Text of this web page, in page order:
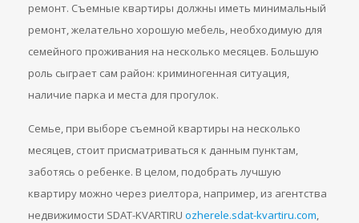
ремонт. Съемные квартиры должны иметь минимальный
ремонт, желательно хорошую мебель, необходимую для
семейного проживания на несколько месяцев. Большую
роль сыграет сам район: криминогенная ситуация,
наличие парка и места для прогулок.
Семье, при выборе съемной квартиры на несколько
месяцев, стоит присматриваться к данным пунктам,
заботясь о ребенке. В целом, подобрать лучшую
квартиру можно через риелтора, например, из агентства
недвижимости SDAT-KVARTIRU ozherele.sdat-kvartiru.com,